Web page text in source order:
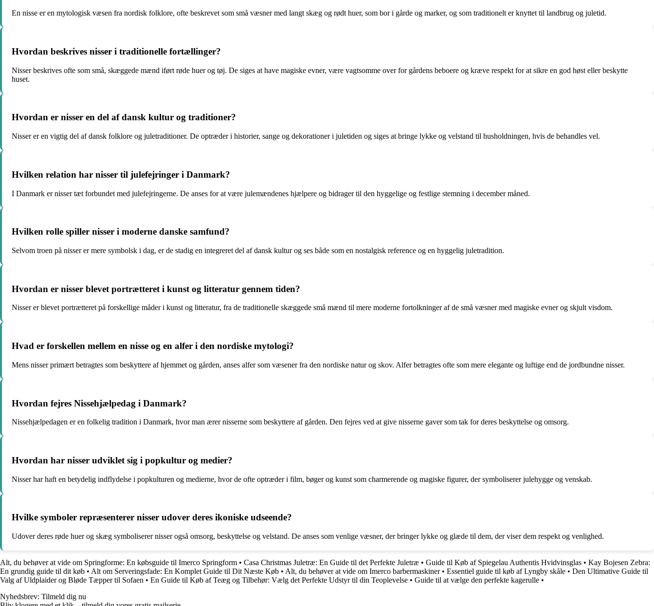
En nisse er en mytologisk væsen fra nordisk folklore, ofte beskrevet som små væsner med langt skæg og rødt huer, som bor i gårde og marker, og som traditionelt er knyttet til landbrug og juletid.
Hvordan beskrives nisser i traditionelle fortællinger?
Nisser beskrives ofte som små, skæggede mænd iført røde huer og tøj. De siges at have magiske evner, være vagtsomme over for gårdens beboere og kræve respekt for at sikre en god høst eller beskytte
huset.
Hvordan er nisser en del af dansk kultur og traditioner?
Nisser er en vigtig del af dansk folklore og juletraditioner. De optræder i historier, sange og dekorationer i juletiden og siges at bringe lykke og velstand til husholdningen, hvis de behandles vel.
Hvilken relation har nisser til julefejringer i Danmark?
I Danmark er nisser tæt forbundet med julefejringerne. De anses for at være julemændenes hjælpere og bidrager til den hyggelige og festlige stemning i december måned.
Hvilken rolle spiller nisser i moderne danske samfund?
Selvom troen på nisser er mere symbolsk i dag, er de stadig en integreret del af dansk kultur og ses både som en nostalgisk reference og en hyggelig juletradition.
Hvordan er nisser blevet portrætteret i kunst og litteratur gennem tiden?
Nisser er blevet portrætteret på forskellige måder i kunst og litteratur, fra de traditionelle skæggede små mænd til mere moderne fortolkninger af de små væsner med magiske evner og skjult visdom.
Hvad er forskellen mellem en nisse og en alfer i den nordiske mytologi?
Mens nisser primært betragtes som beskyttere af hjemmet og gården, anses alfer som væsener fra den nordiske natur og skov. Alfer betragtes ofte som mere elegante og luftige end de jordbundne nisser.
Hvordan fejres Nissehjælpedag i Danmark?
Nissehjælpedagen er en folkelig tradition i Danmark, hvor man ærer nisserne som beskyttere af gården. Den fejres ved at give nisserne gaver som tak for deres beskyttelse og omsorg.
Hvordan har nisser udviklet sig i popkultur og medier?
Nisser har haft en betydelig indflydelse i popkulturen og medierne, hvor de ofte optræder i film, bøger og kunst som charmerende og magiske figurer, der symboliserer julehygge og venskab.
Hvilke symboler repræsenterer nisser udover deres ikoniske udseende?
Udover deres røde huer og skæg symboliserer nisser også omsorg, beskyttelse og velstand. De anses som venlige væsner, der bringer lykke og glæde til dem, der viser dem respekt og venlighed.
Alt, du behøver at vide om Springforme: En købsguide til Imerco Springform • Casa Christmas Juletræ: En Guide til det Perfekte Juletræ • Guide til Køb af Spiegelau Authentis Hvidvinsglas • Kay Bojesen Zebra:
En grundig guide til dit køb • Alt om Serveringsfade: En Komplet Guide til Dit Næste Køb • Alt, du behøver at vide om Imerco barbermaskiner• Essentiel guide til køb af Lyngby skåle • Den Ultimative Guide til
Valg af Uldplaider og Bløde Tæpper til Sofaen • En Guide til Køb af Teæg og Tilbehør: Vælg det Perfekte Udstyr til din Teoplevelse • Guide til at vælge den perfekte kagerulle •
Nyhedsbrev: Tilmeld dig nu